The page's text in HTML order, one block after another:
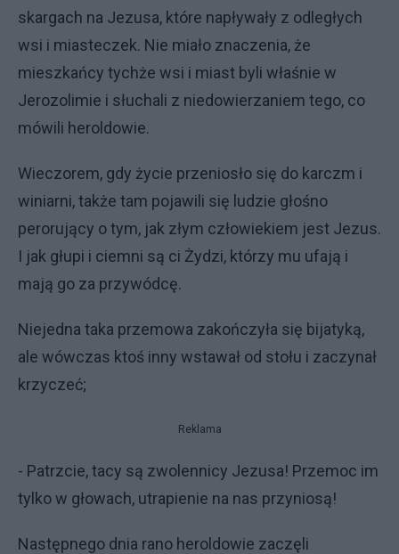
skargach na Jezusa, które napływały z odległych
wsi i miasteczek. Nie miało znaczenia, że
mieszkańcy tychże wsi i miast byli właśnie w
Jerozolimie i słuchali z niedowierzaniem tego, co
mówili heroldowie.
Wieczorem, gdy życie przeniosło się do karczm i
winiarni, także tam pojawili się ludzie głośno
perorujący o tym, jak złym człowiekiem jest Jezus.
I jak głupi i ciemni są ci Żydzi, którzy mu ufają i
mają go za przywódcę.
Niejedna taka przemowa zakończyła się bijatyką,
ale wówczas ktoś inny wstawał od stołu i zaczynał
krzyczeć;
Reklama
- Patrzcie, tacy są zwolennicy Jezusa! Przemoc im
tylko w głowach, utrapienie na nas przyniosą!
Następnego dnia rano heroldowie zaczęli